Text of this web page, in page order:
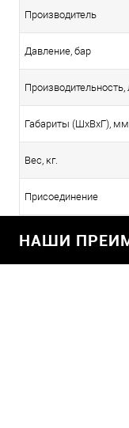
Производитель
Давление, бар
Габариты (ШхВхГ),
Вес, кг.
Присоединение
НАШИ